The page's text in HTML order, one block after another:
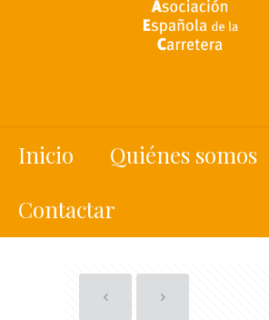
Inicio Quiénes somos
Contactar